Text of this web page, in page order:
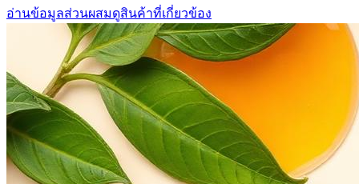
อ่านข้อมูลส่วนผสมดูสินค้าที่เกี่ยวข้อง